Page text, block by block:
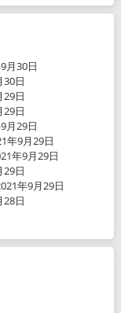
月30日
日
日
日
月29日
年9月29日
年9月29日
日
年9月29日
日